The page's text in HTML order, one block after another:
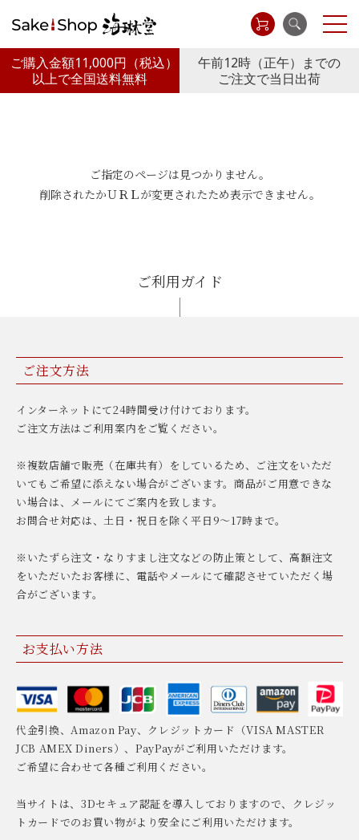
ご購入金額11,000円 （税込）
以上で全国送料無料
午前12時（正午）までの
ご注文で当日出荷
ご指定のページは見つかりません。
削除されたかＵＲＬが変更されたため表示できません。
ご利用ガイド
ご注文方法
インターネットにて24時間受け付けております。
ご注文方法はご利用案内をご覧ください。
※複数店舗で販売（在庫共有）をしているため、ご注文をいただ
いてもご希望に添えない場合がございます。商品がご用意できな
い場合は、メールにてご案内を致します。
お問合せ対応は、土日・祝日を除く平日9〜17時まで。
※いたずら注文・なりすまし注文などの防止策として、高額注文
をいただいたお客様に、電話やメールにて確認させていただく場
合がございます。
お支払い方法
代金引換、Amazon Pay、クレジットカード（VISA MASTER
JCB AMEX Diners）、PayPayがご利用いただけます。
ご希望に合わせて各種ご利用ください。
当サイトは、3Dセキュア認証を導入しておりますので、クレジッ
トカードでのお買い物がより安全にご利用いただけます。